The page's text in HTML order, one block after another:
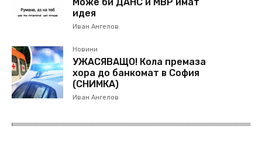
Може би ДАНС и МВР имат
идея
Иван Ангелов
Новини
УЖАСЯВАЩО! Кола премаза
хора до банкомат в София
(СНИМКА)
Иван Ангелов